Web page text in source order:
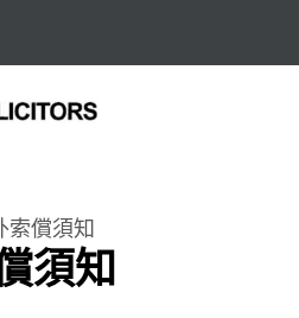
索償須知
須知